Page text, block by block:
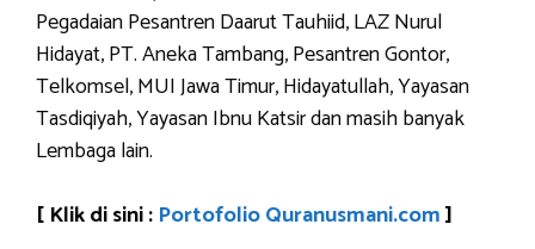
Pegadaian Pesantren Daarut Tauhiid, LAZ Nurul
Hidayat, PT. Aneka Tambang, Pesantren Gontor,
Telkomsel, MUI Jawa Timur, Hidayatullah, Yayasan
Tasdiqiyah, Yayasan Ibnu Katsir dan masih banyak
Lembaga lain.
[ Klik di sini : Portofolio Quranusmani.com]